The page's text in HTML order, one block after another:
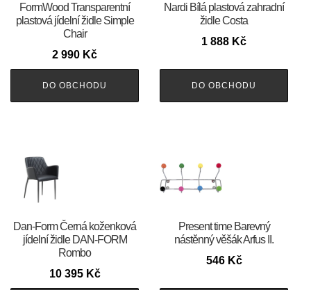
FormWood Transparentní
plastová jídelní židle Simple
Chair
2 990 Kč
DO OBCHODU
Nardi Bílá plastová zahradní
židle Costa
1 888 Kč
DO OBCHODU
​​​​​Dan-Form Černá koženková
jídelní židle DAN-FORM
Rombo
10 395 Kč
Present time Barevný
nástěnný věšák Arfus II.
546 Kč